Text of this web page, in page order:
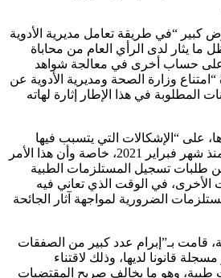
“في طريقة تعامل مديرية الأدوية
يثار لدى الرأي العام من محاباة
حساب أخرى في معالجة شواهد
وزارة الصحة ومديرية الأدوية عن
المطلوبة في هذا الإطار إثارة لهاته
على “الإشكالات التي يتسبب فيها
توقف النظام المعلوماتي منذ شهر فبراير 2021، خاصة وأن هذا الأمر
طلبات تسجيل المستلزمات الطبية
الأخرى، في الوقت الذي تعاني فيه
الضرورية لمواجهة آثار الجائحة
قامت بـ”إبرام عدد كبير من الصفقات
قانونا لديها، وذلك لاقتناء
وهو ما يخالف صريح المقتضيات